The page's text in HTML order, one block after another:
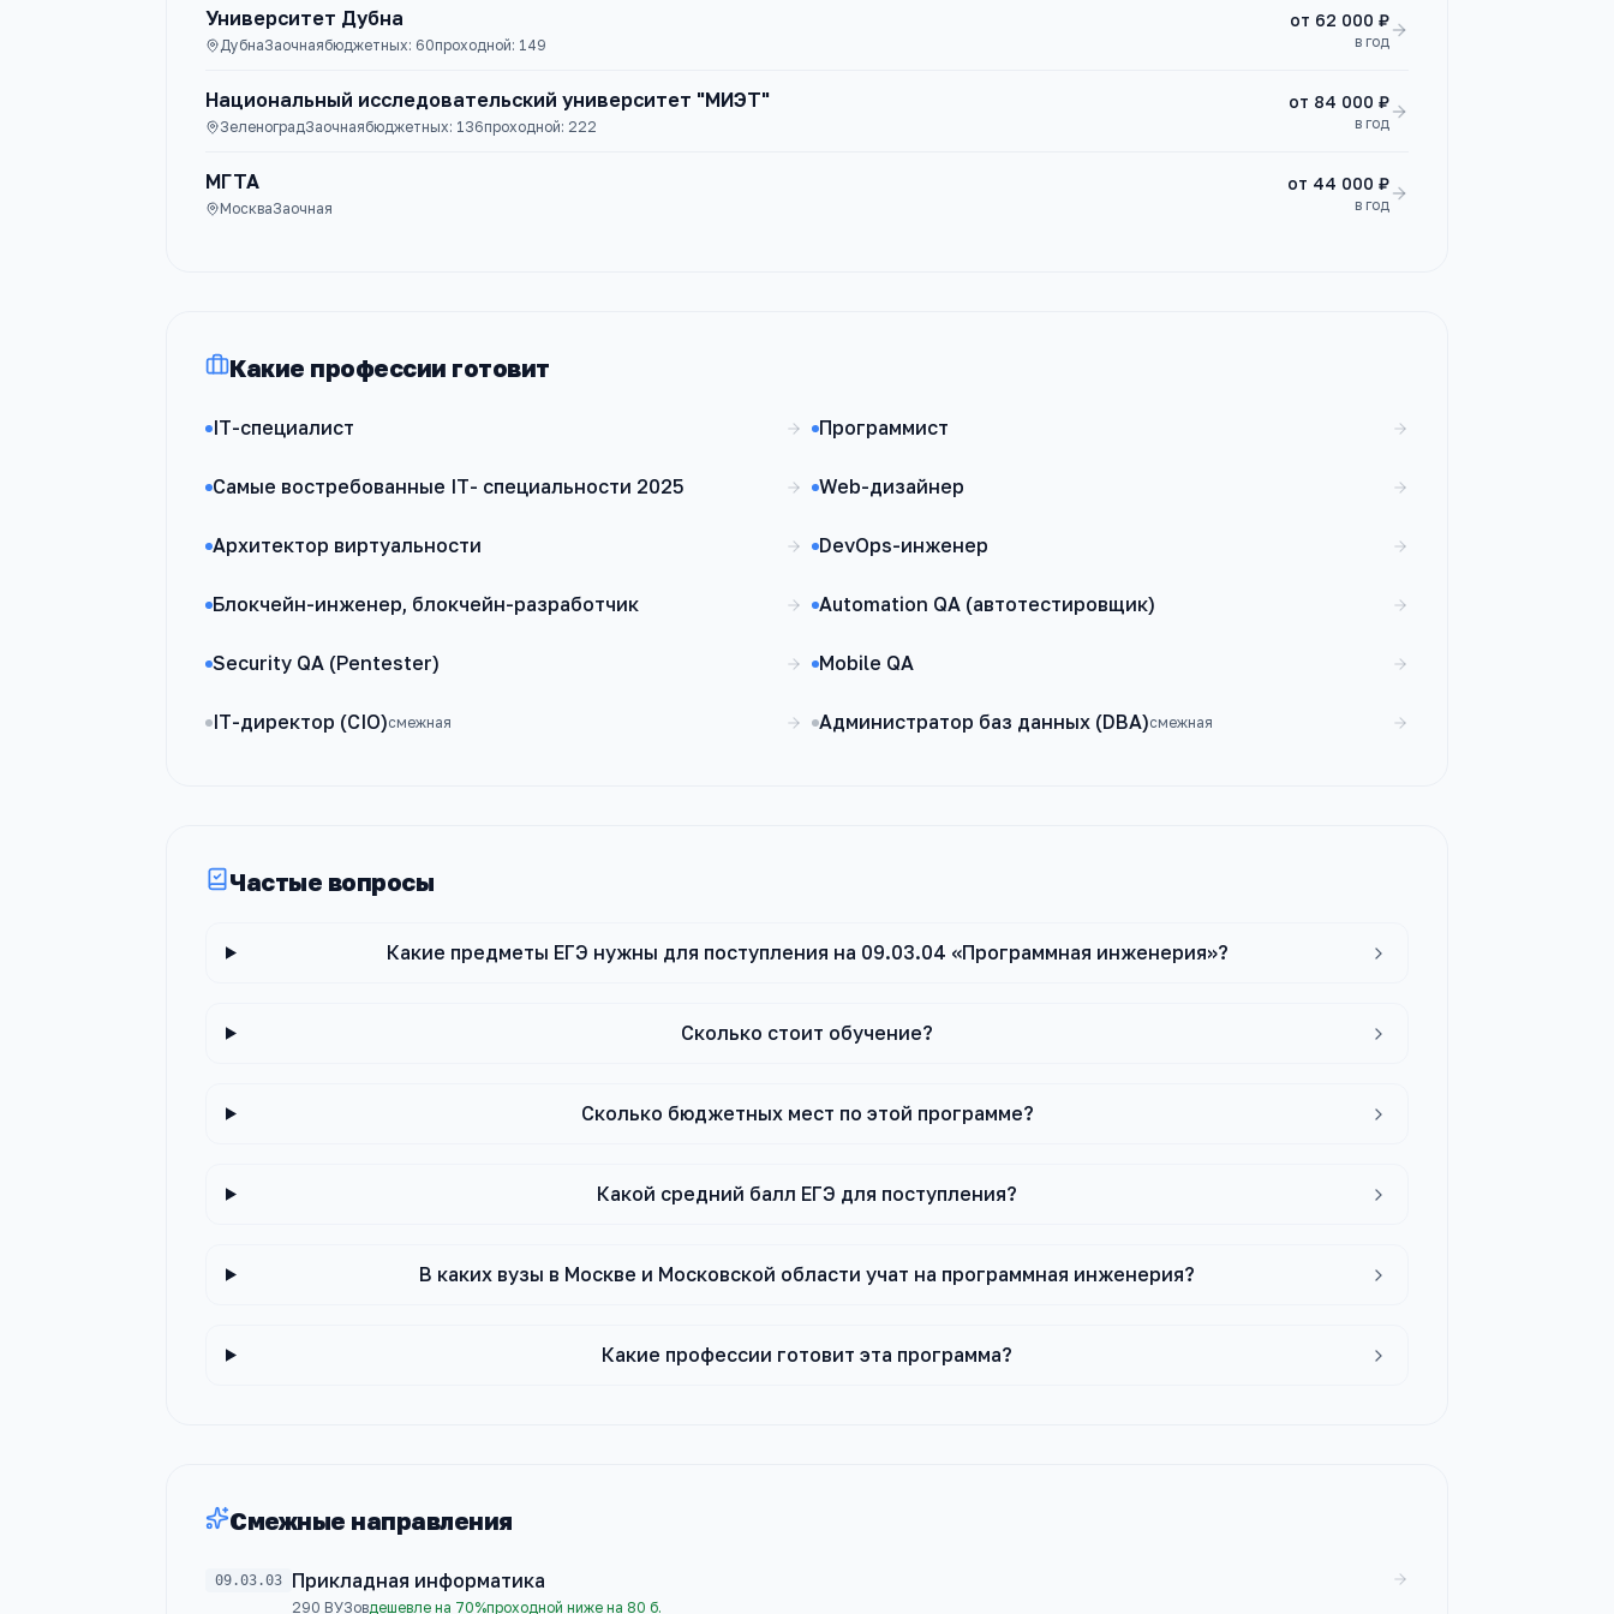
Университет Дубна
ДубнаЗаочнаябюджетных: 60проходной: 149
от 62 000 ₽
в год
Национальный исследовательский университет "МИЭТ"
ЗеленоградЗаочнаябюджетных: 136проходной: 222
от 84 000 ₽
в год
МГТА
МоскваЗаочная
от 44 000 ₽
в год
Какие профессии готовит
IT-специалист Программист
Самые востребованные IT- специальности 2025 Web-дизайнер
Архитектор виртуальности DevOps-инженер
Блокчейн-инженер, блокчейн-разработчик Automation QA (автотестировщик)
Security QA (Pentester) Mobile QA
IT-директор (CIO)смежная Администратор баз данных (DBA)смежная
Частые вопросы
Какие предметы ЕГЭ нужны для поступления на 09.03.04 «Программная инженерия»?
Сколько стоит обучение?
Сколько бюджетных мест по этой программе?
Какой средний балл ЕГЭ для поступления?
В каких вузы в Москве и Московской области учат на программная инженерия?
Какие профессии готовит эта программа?
Смежные направления
09.03.03 Прикладная информатика
290 ВУЗовдешевле на 70%проходной ниже на 80 б.